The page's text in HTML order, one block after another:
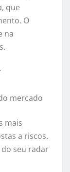
que
O
na
mercado
mais
a riscos.
seu radar